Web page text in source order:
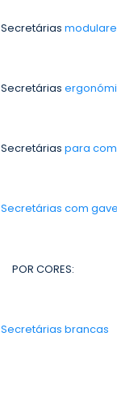
para
Secretárias com
POR CORES:
Secretárias brancas